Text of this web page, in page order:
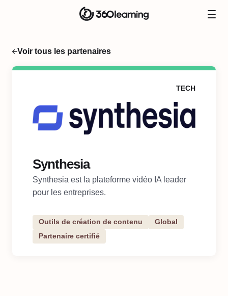
Voir tous les partenaires
TECH
Synthesia
Synthesia est la plateforme vidéo IA leader
pour les entreprises.
Outils de création de contenu
Global
Partenaire certifié